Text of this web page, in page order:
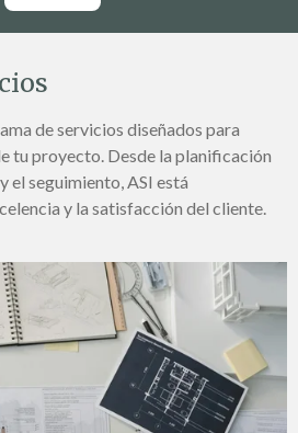
de servicios diseñados para
tu proyecto. Desde la planificación
el seguimiento, ASI está
y la satisfacción del cliente.